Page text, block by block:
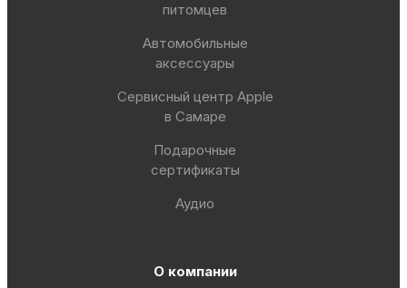
питомцев
Автомобильные
аксессуары
Сервисный центр Apple
в Самаре
Подарочные
сертификаты
Аудио
О компании